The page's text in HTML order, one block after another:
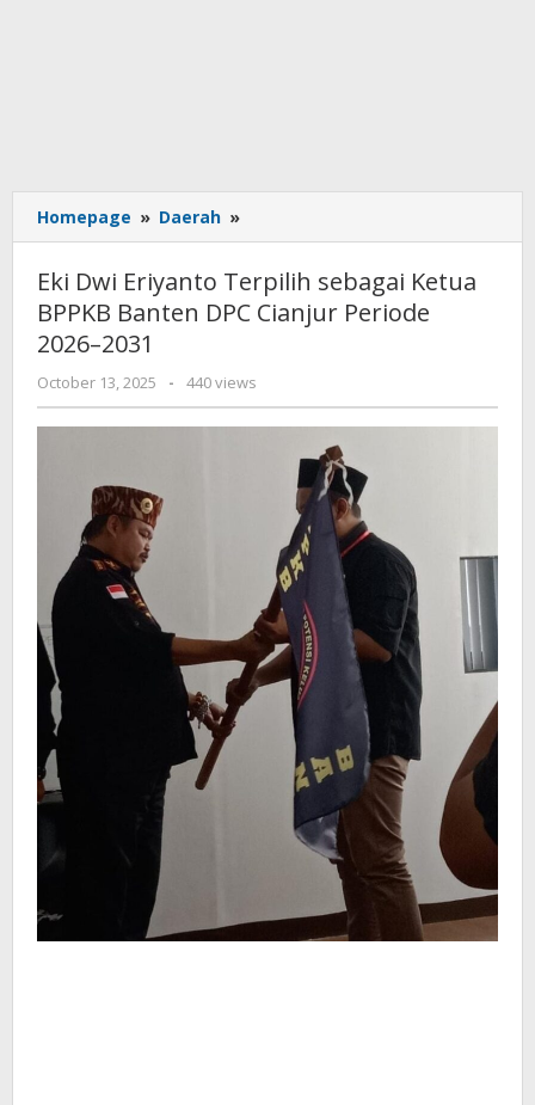
Homepage » Daerah »
Dwi
Terpilih
sebagai
Banten
DPC
Periode
Eki Dwi Eriyanto Terpilih sebagai Ketua
BPPKB Banten DPC Cianjur Periode
2026–2031
October 13, 2025
by
admin
- 440 views